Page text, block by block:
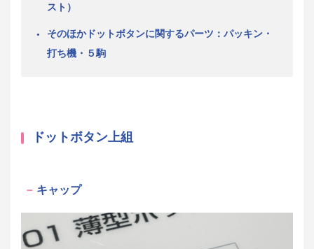
スト）
そのほかドットボタンに関するパーツ：パッキン・
打ち機・５駒
ドットボタン上組
キャップ